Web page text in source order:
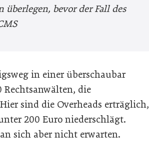
bevor der Fall des
in einer überschaubar
die
sind die Overheads erträglich,
200 Euro niederschlägt.
sich aber nicht erwarten.